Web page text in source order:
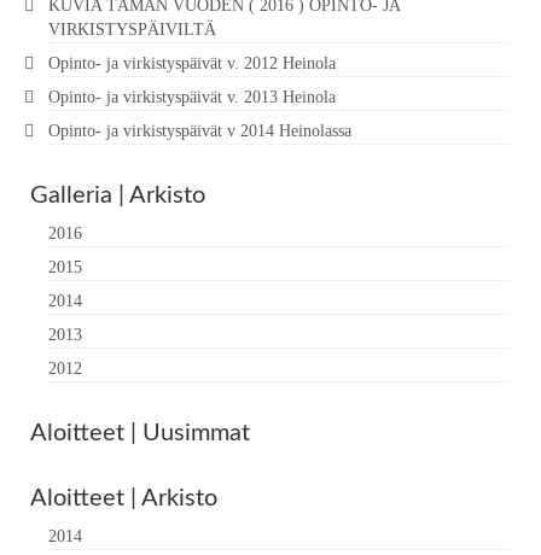
KUVIA TÄMÄN VUODEN ( 2016 ) OPINTO- JA
VIRKISTYSPÄIVILTÄ
Opinto- ja virkistyspäivät v. 2012 Heinola
Opinto- ja virkistyspäivät v. 2013 Heinola
Opinto- ja virkistyspäivät v 2014 Heinolassa
Galleria | Arkisto
2016
2015
2014
2013
2012
Aloitteet | Uusimmat
Aloitteet | Arkisto
2014